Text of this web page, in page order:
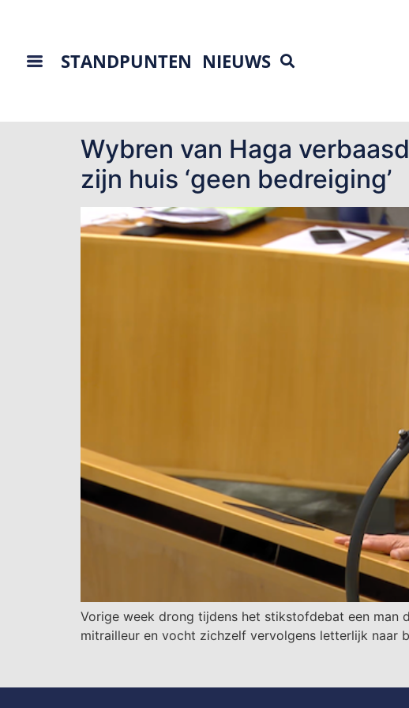
STANDPUNTEN NIEUWS
Wybren van Haga
zijn huis ‘geen bedreiging’
Vorige week drong tijdens het stikstofdebat een man
mitrailleur en vocht zichzelf vervolgens letterlijk naar